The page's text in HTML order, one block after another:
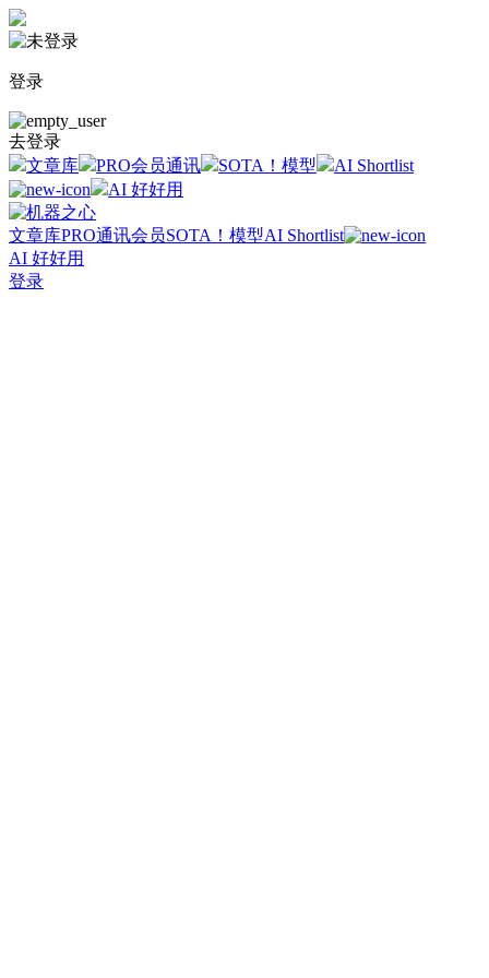
登录
去登录
文章库
PRO会员通讯 SOTA！模型
AI Shortlist
AI 好好用
文章库PRO通讯会员SOTA！模型AI Shortlist
AI 好好用
登录